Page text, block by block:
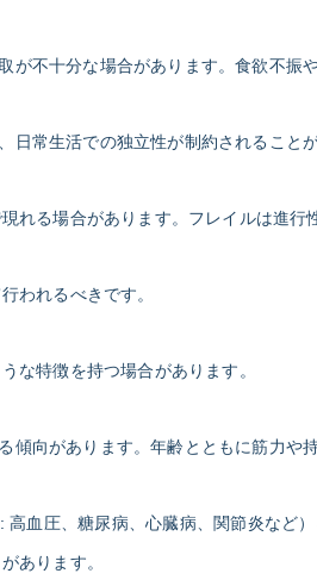
が不十分な場合があります。食欲不振
日常生活での独立性が制約されること
れる場合があります。フレイルは進行
われるべきです。
な特徴を持つ場合があります。
傾向があります。年齢とともに筋力や
血圧、糖尿病、心臓病、関節炎など
あります。